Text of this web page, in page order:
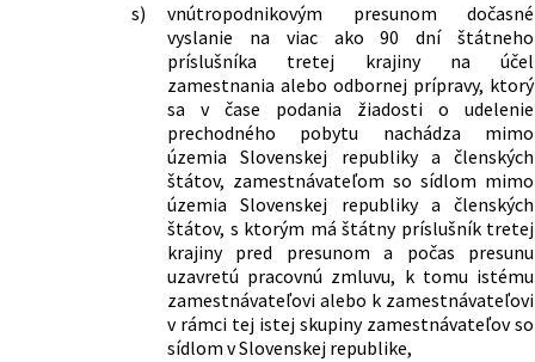
s)
vnútropodnikovým presunom dočasné
vyslanie na viac ako 90 dní štátneho
príslušníka tretej krajiny na účel
zamestnania alebo odbornej prípravy, ktorý
sa v čase podania žiadosti o udelenie
prechodného pobytu nachádza mimo
územia Slovenskej republiky a členských
štátov, zamestnávateľom so sídlom mimo
územia Slovenskej republiky a členských
štátov, s ktorým má štátny príslušník tretej
krajiny pred presunom a počas presunu
uzavretú pracovnú zmluvu, k tomu istému
zamestnávateľovi alebo k zamestnávateľovi
v rámci tej istej skupiny zamestnávateľov so
sídlom v Slovenskej republike,